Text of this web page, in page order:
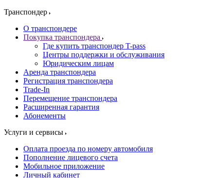
Транспондер
О транспондере
Покупка транспондера
Где купить транспондер T-pass
Центры поддержки и обслуживания
Юридическим лицам
Аренда транспондера
Регистрация транспондера
Trade-In
Перемещение транспондера
Расширенная гарантия
Абонементы
Услуги и сервисы
Оплата проезда по номеру автомобиля
Пополнение лицевого счета
Мобильное приложение
Личный кабинет